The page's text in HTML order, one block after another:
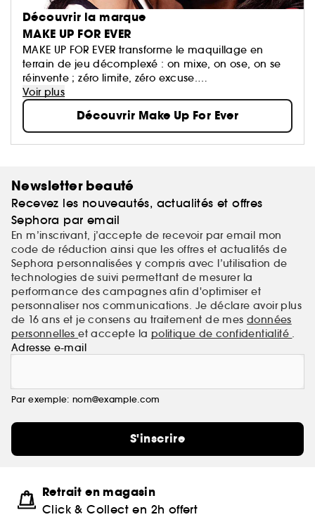
Découvrir la marque
MAKE UP FOR EVER
MAKE UP FOR EVER transforme le maquillage en
terrain de jeu décomplexé : on mixe, on ose, on se
réinvente ; zéro limite, zéro excuse.
Ses formules haute performance suivent le rythme et
subliment toutes les carnations, quoi qu’il arrive.
Voir plus
Découvrir Make Up For Ever
Newsletter beauté
Recevez les nouveautés, actualités et offres
Sephora par email
En m’inscrivant, j’accepte de recevoir par email mon
code de réduction ainsi que les offres et actualités de
Sephora personnalisées y compris avec l’utilisation de
technologies de suivi permettant de mesurer la
performance des campagnes afin d'optimiser et
personnaliser nos communications. Je déclare avoir plus
de 16 ans et je consens au traitement de mes données
personnelleset accepte la politique de confidentialité .
Adresse e-mail
Par exemple: nom@example.com
S'inscrire
Retrait en magasin
Click & Collect en 2h offert